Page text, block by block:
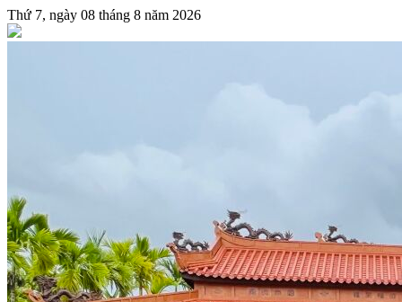
Thứ 7, ngày 08 tháng 8 năm 2026